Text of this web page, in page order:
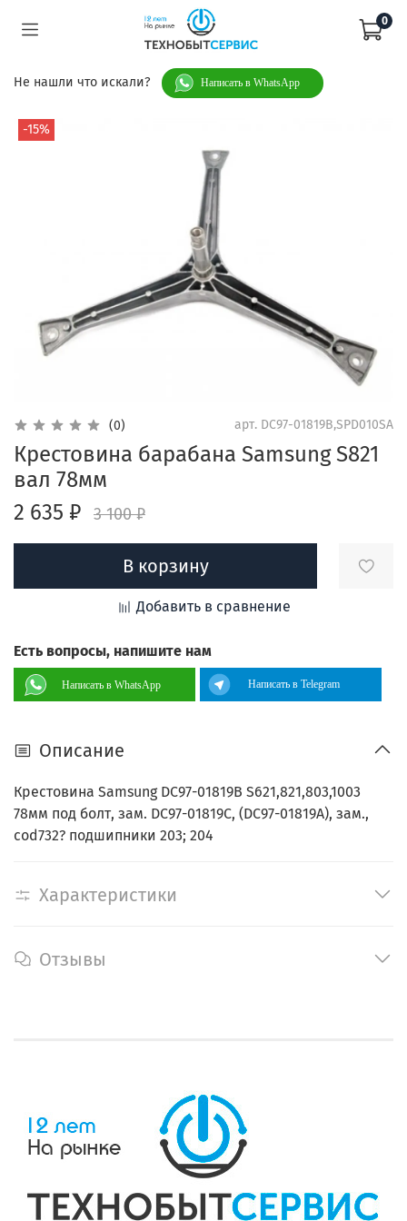
0
Не нашли что искали? Написать в WhatsApp
-15%
(0) арт. DC97-01819B,SPD010SA
Крестовина барабана Samsung S821
вал 78мм
2 635 ₽
3 100 ₽
В корзину
Добавить в сравнение
Есть вопросы, напишите нам
Написать в WhatsApp Написать в Telegram
Описание
Крестовина Samsung DC97-01819B S621,821,803,1003
78мм под болт, зам. DC97-01819C, (DC97-01819A), зам.,
cod732? подшипники 203; 204
Характеристики
Отзывы